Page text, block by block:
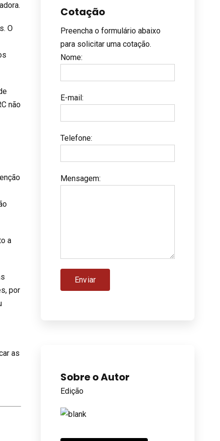
O
não
a
por
as
Cotação
Preencha o formulário abaixo
para solicitar uma cotação.
Nome:
E-mail:
Telefone:
Mensagem:
Sobre o Autor
Edição